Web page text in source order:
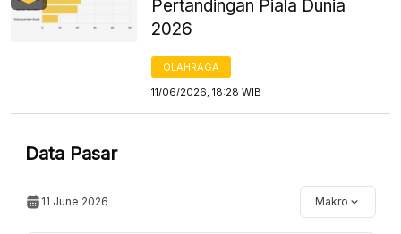
Pertandingan Piala Dunia
2026
OLAHRAGA
11/06/2026, 18:28 WIB
Data Pasar
11 June 2026 Makro